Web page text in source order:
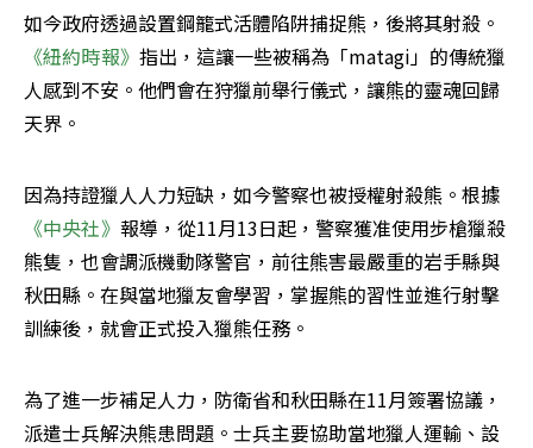
如今政府透過設置鋼籠式活體陷阱捕捉熊，後將其射殺。
《紐約時報》 指出，這讓一些被稱為「matagi」的傳統獵
人感到不安。他們會在狩獵前舉行儀式，讓熊的靈魂回歸
天界。
因為持證獵人人力短缺，如今警察也被授權射殺熊。根據
《中央社》 報導，從11月13日起，警察獲准使用步槍獵殺
熊隻，也會調派機動隊警官，前往熊害最嚴重的岩手縣與
秋田縣。在與當地獵友會學習，掌握熊的習性並進行射擊
訓練後，就會正式投入獵熊任務。
為了進一步補足人力，防衛省和秋田縣在11月簽署協議，
派遣士兵解決熊患問題。士兵主要協助當地獵人運輸、設